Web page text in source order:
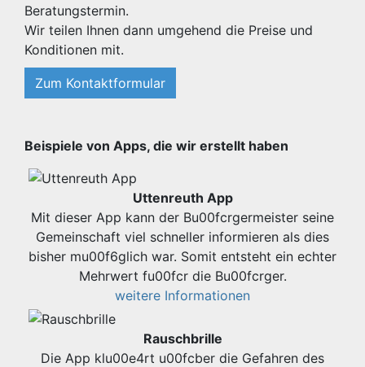
Beratungstermin.
Wir teilen Ihnen dann umgehend die Preise und
Konditionen mit.
Zum Kontaktformular
Beispiele von Apps, die wir erstellt haben
Uttenreuth App
Mit dieser App kann der Bu00fcrgermeister seine
Gemeinschaft viel schneller informieren als dies
bisher mu00f6glich war. Somit entsteht ein echter
Mehrwert fu00fcr die Bu00fcrger.
weitere Informationen
Rauschbrille
Die App klu00e4rt u00fcber die Gefahren des